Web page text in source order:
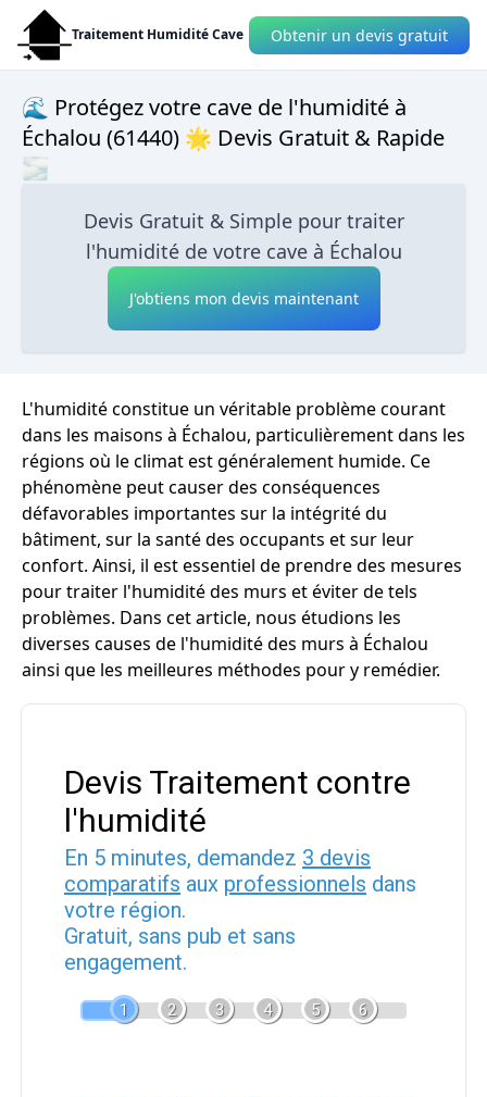
Traitement Humidité Cave Obtenir un devis gratuit
🌊 Protégez votre cave de l'humidité à
Échalou (61440) 🌟 Devis Gratuit & Rapide
🌫
Devis Gratuit & Simple pour traiter
l'humidité de votre cave à Échalou
J'obtiens mon devis maintenant
L'humidité constitue un véritable problème courant
dans les maisons à Échalou, particulièrement dans les
régions où le climat est généralement humide. Ce
phénomène peut causer des conséquences
défavorables importantes sur la intégrité du
bâtiment, sur la santé des occupants et sur leur
confort. Ainsi, il est essentiel de prendre des mesures
pour traiter l'humidité des murs et éviter de tels
problèmes. Dans cet article, nous étudions les
diverses causes de l'humidité des murs à Échalou
ainsi que les meilleures méthodes pour y remédier.
Devis Traitement contre
l'humidité
En 5 minutes, demandez 3 devis
comparatifs aux professionnels dans
votre région.
Gratuit, sans pub et sans
engagement.
1 2 3 4 5 6